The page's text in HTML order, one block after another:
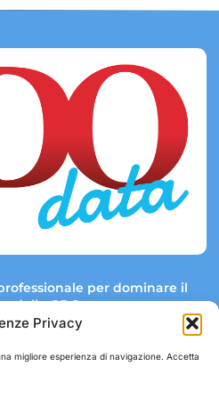
Privacy
migliore esperienza di navigazione. Accetta
professionale per dominare il
della GDO.